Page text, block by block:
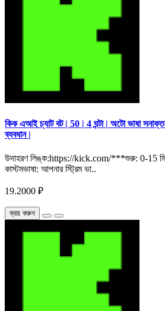
কিক এআই চ্যাট বট | 50 | 4 ঘন্টা | অটো ভাষা
ব্যবধান |
উদাহরণ লিঙ্ক:https://kick.com/***শুরু: 0-15
কাস্টমভাষা: আপনার স্ট্রিম ভা..
19.2000 ₽
ক্রয় করুন